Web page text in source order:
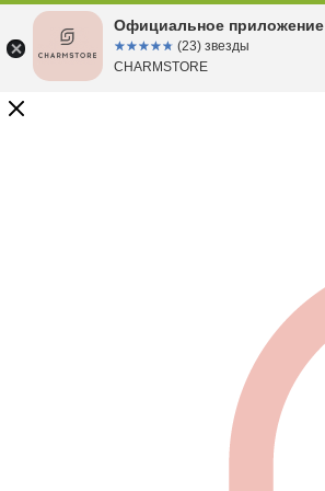
Официальное приложение
☆☆☆☆☆
★★★★★ (23) звезды
CHARMSTORE